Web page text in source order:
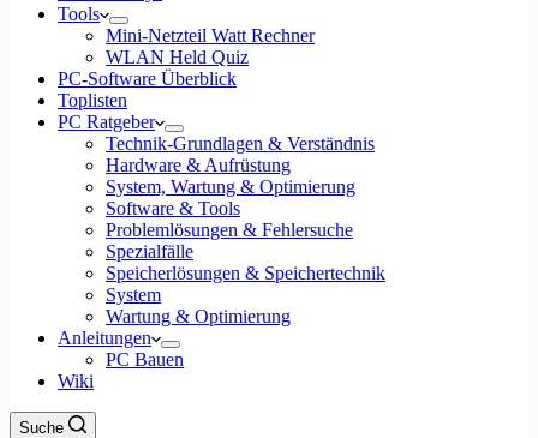
Tools
Mini-Netzteil Watt Rechner
WLAN Held Quiz
PC-Software Überblick
Toplisten
PC Ratgeber
Technik-Grundlagen & Verständnis
Hardware & Aufrüstung
System, Wartung & Optimierung
Software & Tools
Problemlösungen & Fehlersuche
Spezialfälle
Speicherlösungen & Speichertechnik
System
Wartung & Optimierung
Anleitungen
PC Bauen
Wiki
Suche